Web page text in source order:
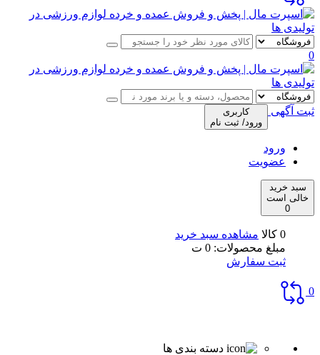
0
ثبت آگهی
کاربری
ورود/ ثبت نام
ورود
عضویت
سبد خرید
خالی است
0
0 کالا
مشاهده سبد خرید
مبلغ محصولات: 0 ت
ثبت سفارش
0
دسته بندی ها